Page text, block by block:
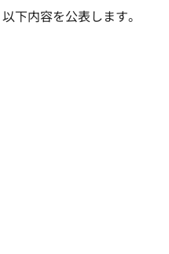
下内容を公表します。